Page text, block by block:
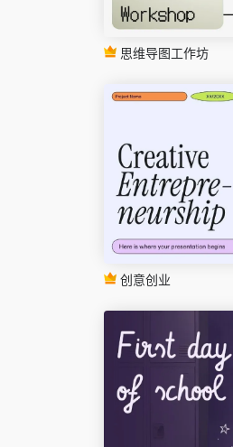
思维导图工作坊
创意创业